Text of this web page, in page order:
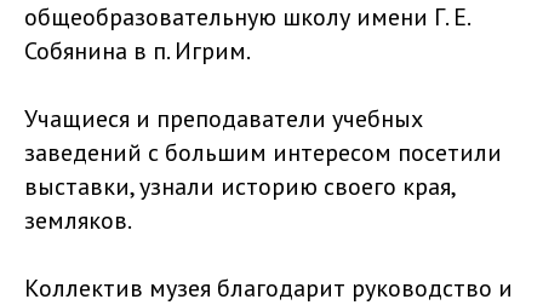
общеобразовательную школу имени Г. Е.
Собянина в п. Игрим.
Учащиеся и преподаватели учебных
заведений с большим интересом посетили
выставки, узнали историю своего края,
земляков.
Коллектив музея благодарит руководство и